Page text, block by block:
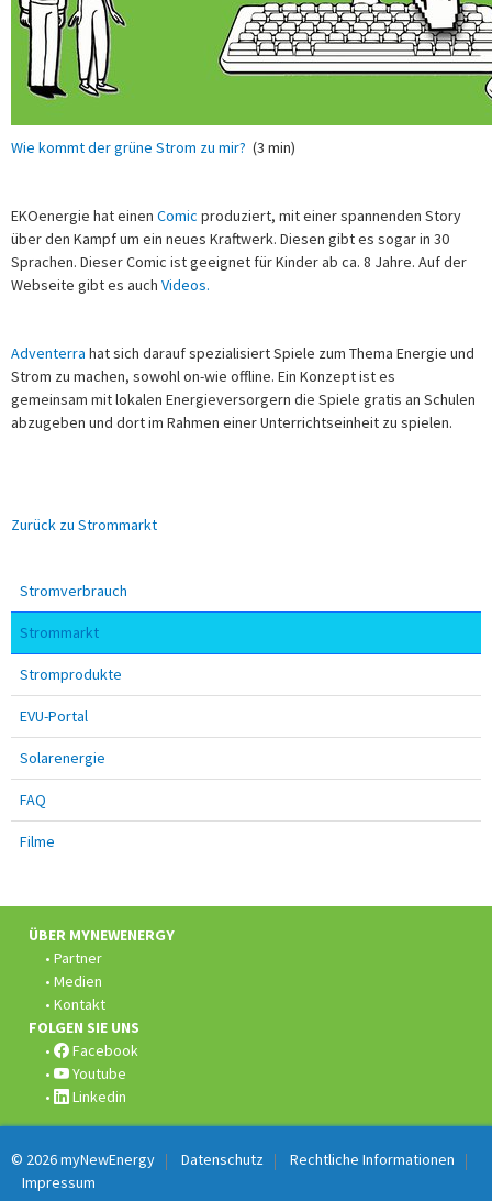
Wie kommt der grüne Strom zu mir? (3 min)
EKOenergie hat einen Comic produziert, mit einer spannenden Story
über den Kampf um ein neues Kraftwerk. Diesen gibt es sogar in 30
Sprachen. Dieser Comic ist geeignet für Kinder ab ca. 8 Jahre. Auf der
Webseite gibt es auch Videos.
Adventerra hat sich darauf spezialisiert Spiele zum Thema Energie und
Strom zu machen, sowohl on-wie offline. Ein Konzept ist es
gemeinsam mit lokalen Energieversorgern die Spiele gratis an Schulen
abzugeben und dort im Rahmen einer Unterrichtseinheit zu spielen.
Zurück zu Strommarkt
Stromverbrauch
Strommarkt
Stromprodukte
EVU-Portal
Solarenergie
FAQ
Filme
ÜBER MYNEWENERGY
Partner
Medien
Kontakt
FOLGEN SIE UNS
Facebook
Youtube
Linkedin
© 2026myNewEnergy Datenschutz
Rechtliche Informationen
Impressum